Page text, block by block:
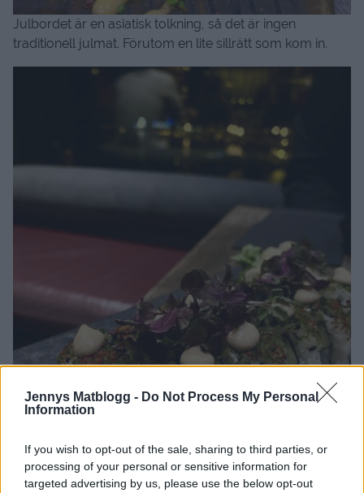
Jennys Matblogg - Do Not Process My Personal
Information
If you wish to opt-out of the sale, sharing to third parties, or
processing of your personal or sensitive information for
targeted advertising by us, please use the below opt-out
Julbordet är en asiatisk tolkning, så det är ingen
traditionell julmat. Förutom en lite sillrätt som kom in.